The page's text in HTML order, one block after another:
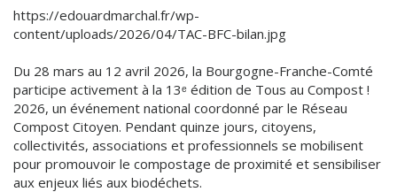
https://edouardmarchal.fr/wp-
content/uploads/2026/04/TAC-BFC-bilan.jpg
Du 28 mars au 12 avril 2026, la Bourgogne-Franche-Comté
participe activement à la 13ᵉ édition de Tous au Compost !
2026, un événement national coordonné par le Réseau
Compost Citoyen. Pendant quinze jours, citoyens,
collectivités, associations et professionnels se mobilisent
pour promouvoir le compostage de proximité et sensibiliser
aux enjeux liés aux biodéchets.